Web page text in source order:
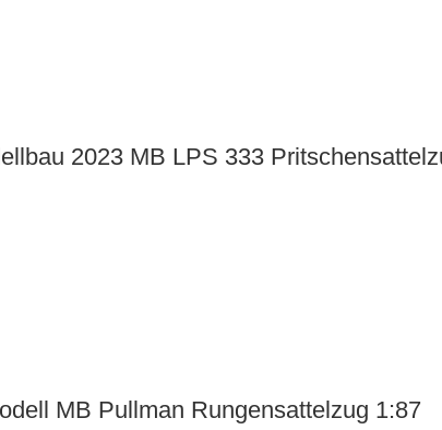
2023 MB LPS 333
MB Pullman Rungensattelzug 1:87